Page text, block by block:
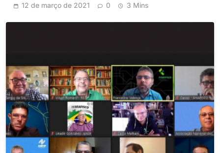
12 de março de 2021 0 3 Mins